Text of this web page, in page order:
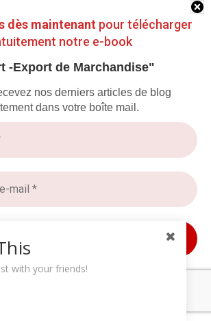
dès maintenant pour télécharger
notre e-book
-Export de Marchandise"
nos derniers articles de blog
dans votre boîte mail.
pas ! Consultez notre
NOUS
Personnelles
»
with your friends!